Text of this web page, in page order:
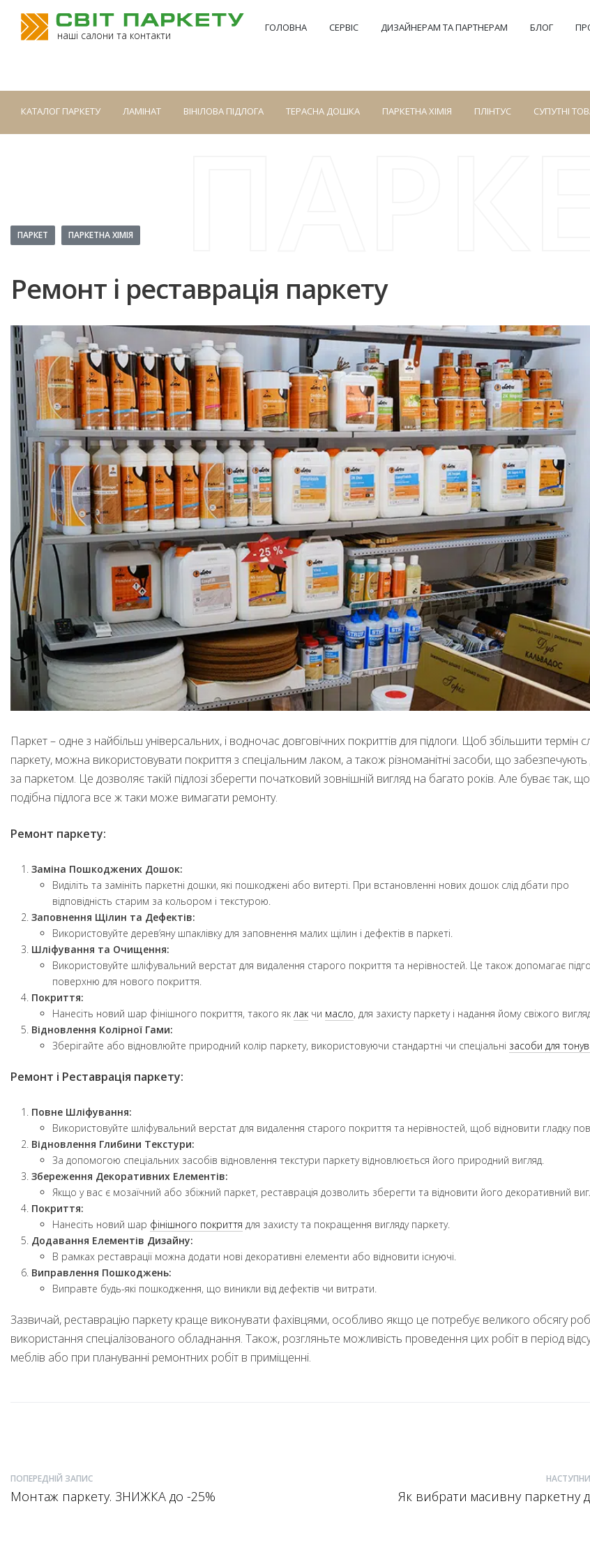
наші салони та контакти
ГОЛОВНА СЕРВІС ДИЗАЙНЕРАМ ТА ПАРТНЕРАМ БЛОГ
КАТАЛОГ ПАРКЕТУ ЛАМІНАТ ВІНІЛОВА ПІДЛОГА ТЕРАСНА ДОШКА ПАРКЕТНА ХІМІЯ ПЛІНТУС СУПУТНІ
ПАРКЕТ ПАРКЕТНА ХІМІЯ
Ремонт і реставрація паркету
Паркет – одне з найбільш універсальних, і водночас довговічних покриттів для підлоги. Щоб збільшити термін
паркету, можна використовувати покриття з спеціальним лаком, а також різноманітні засоби, що забезпечують
за паркетом. Це дозволяє такій підлозі зберегти початковий зовнішній вигляд на багато років. Але буває так, що
подібна підлога все ж таки може вимагати ремонту.
Ремонт паркету:
Заміна Пошкоджених Дошок:
Виділіть та замініть паркетні дошки, які пошкоджені або витерті. При встановленні нових дошок слід дбати про
відповідність старим за кольором і текстурою.
Заповнення Щілин та Дефектів:
Використовуйте дерев’яну шпаклівку для заповнення малих щілин і дефектів в паркеті.
Шліфування та Очищення:
Використовуйте шліфувальний верстат для видалення старого покриття та нерівностей. Це також допомагає
поверхню для нового покриття.
Покриття:
Нанесіть новий шар фінішного покриття, такого яклак чи масло, для захисту паркету і надання йому свіжого
Відновлення Колірної Гами:
Зберігайте або відновлюйте природний колір паркету, використовуючи стандартні чи спеціальні засоби для
Ремонт і Реставрація паркету:
Повне Шліфування:
Використовуйте шліфувальний верстат для видалення старого покриття та нерівностей, щоб відновити гладку
Відновлення Глибини Текстури:
За допомогою спеціальних засобів відновлення текстури паркету відновлюється його природний вигляд.
Збереження Декоративних Елементів:
Якщо у вас є мозаїчний або збіжний паркет, реставрація дозволить зберегти та відновити його декоративний
Покриття:
Нанесіть новий шар фінішного покриття для захисту та покращення вигляду паркету.
Додавання Елементів Дизайну:
В рамках реставрації можна додати нові декоративні елементи або відновити існуючі.
Виправлення Пошкоджень:
Виправте будь-які пошкодження, що виникли від дефектів чи витрати.
Зазвичай, реставрацію паркету краще виконувати фахівцями, особливо якщо це потребує великого обсягу
використання спеціалізованого обладнання. Також, розгляньте можливість проведення цих робіт в період
меблів або при плануванні ремонтних робіт в приміщенні.
ПОПЕРЕДНІЙ ЗАПИС
Монтаж паркету. ЗНИЖКА до -25% Як вибрати масивну паркетну